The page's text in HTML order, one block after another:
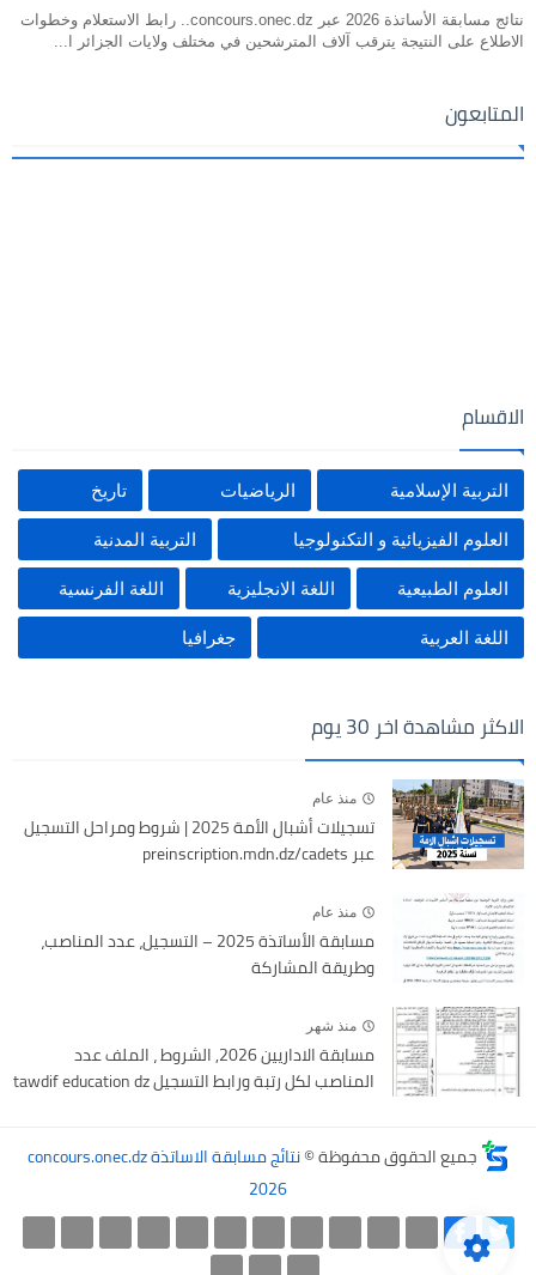
نتائج مسابقة الأساتذة 2026 عبر concours.onec.dz.. رابط الاستعلام وخطوات
الاطلاع على النتيجة يترقب آلاف المترشحين في مختلف ولايات الجزائر ا...
المتابعون
الاقسام
التربية الإسلامية الرياضيات تاريخ
العلوم الفيزيائية و التكنولوجيا التربية المدنية
العلوم الطبيعية اللغة الانجليزية اللغة الفرنسية
اللغة العربية جغرافيا
الاكثر مشاهدة اخر 30 يوم
منذ عام
تسجيلات أشبال الأمة 2025 | شروط ومراحل التسجيل
عبر preinscription.mdn.dz/cadets
منذ عام
مسابقة الأساتذة 2025 – التسجيل، عدد المناصب،
وطريقة المشاركة
منذ شهر
مسابقة الاداريين 2026, الشروط ، الملف عدد
المناصب لكل رتبة ورابط التسجيل tawdif education dz
جميع الحقوق محفوظة ©
نتائج مسابقة الاساتذة concours.onec.dz
2026